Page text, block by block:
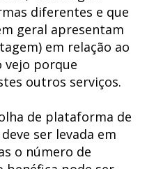
diferentes e que
geral apresentam
em relação ao
vejo porque
outros serviços.
de plataforma de
ser levada em
o número de